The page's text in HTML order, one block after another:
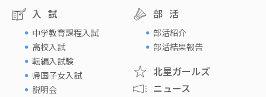
入試
中学教育課程入試
高校入試
転編入試験
帰国子女入試
説明会
部活
部活紹介
部活結果報告
北星ガールズ
ニュース